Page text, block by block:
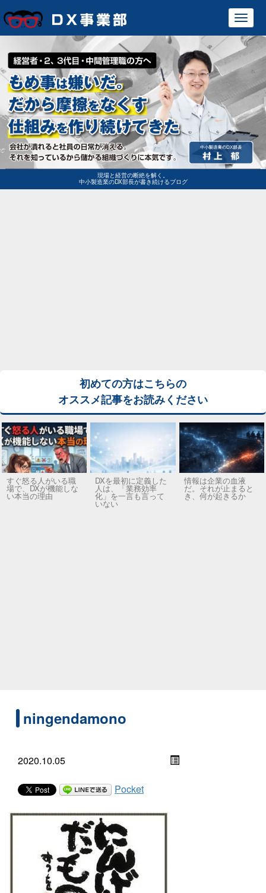
現場と経営の断絶を解く。
中小製造業のDX部長が書き続けるブログ
初めての方はこちらの
オススメ記事をお読みください
すぐ怒る人がいる職
場で、DXが機能しな
い本当の理由
DXを最初に定義した
人は、「業務効率
化」を一言も言って
いない
情報は企業の血液
だ。それが止まると
き、何が起きるか
ningendamono
2020.10.05
Pocket